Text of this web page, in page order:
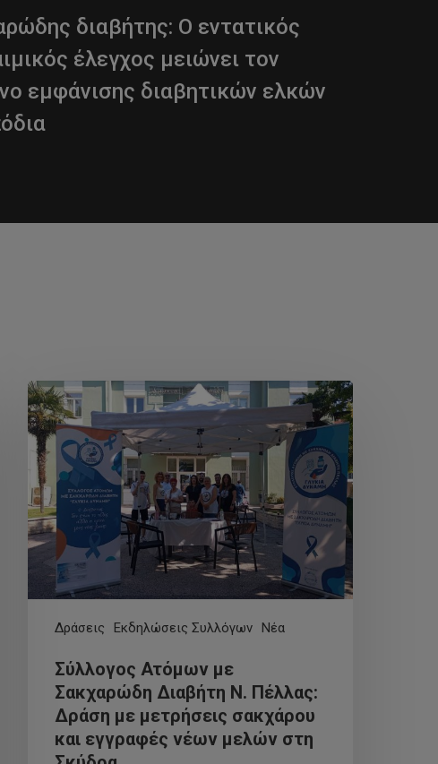
διαβήτης: Ο εντατικός
έλεγχος μειώνει τον
εμφάνισης διαβητικών ελκών
Δράσεις Εκδηλώσεις Συλλόγων Νέα
Σύλλογος Ατόμων με
Σακχαρώδη Διαβήτη Ν. Πέλλας:
Δράση με μετρήσεις σακχάρου
και εγγραφές νέων μελών στη